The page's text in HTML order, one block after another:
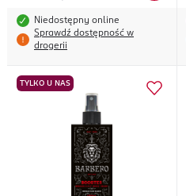
Niedostępny online
Sprawdź dostępność w
drogerii
TYLKO U NAS